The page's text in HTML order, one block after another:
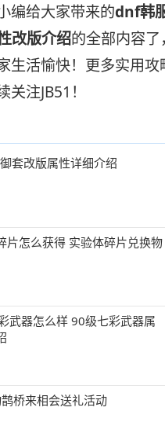
编给大家带来的dnf韩
改版介绍的全部内容
生活愉快！更多实用攻
注JB51！
套改版属性详细介绍
片怎么获得 实验体碎片兑换物
武器怎么样 90级七彩武器属
桥来相会送礼活动